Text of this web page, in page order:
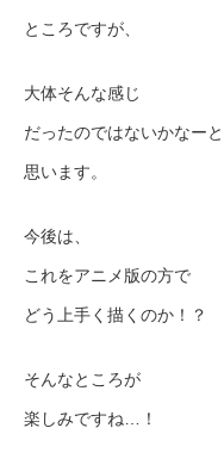
ところですが、
大体そんな感じ
だったのではないかなーと
思います。
今後は、
これをアニメ版の方で
どう上手く描くのか！？
そんなところが
楽しみですね…！